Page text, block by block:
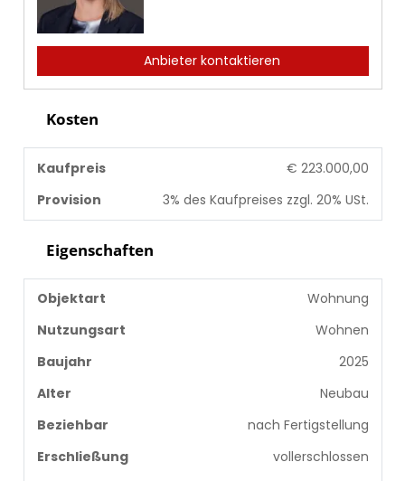
Anbieter kontaktieren
Kosten
Kaufpreis
€ 223.000,00
Provision
3% des Kaufpreises zzgl. 20% USt.
Eigenschaften
Objektart
Wohnung
Nutzungsart
Wohnen
Baujahr
2025
Alter
Neubau
Beziehbar
nach Fertigstellung
Erschließung
vollerschlossen